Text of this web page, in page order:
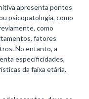
apresenta pontos
psicopatologia, como
como
fatores
No entanto, a
especificidades,
da faixa etária.